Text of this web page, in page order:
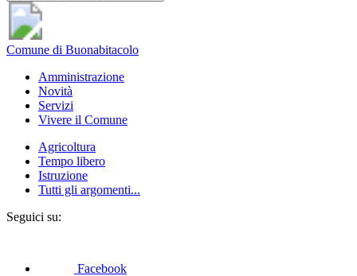
Comune di Buonabitacolo
Amministrazione
Novità
Servizi
Vivere il Comune
Agricoltura
Tempo libero
Istruzione
Tutti gli argomenti...
Seguici su:
Facebook